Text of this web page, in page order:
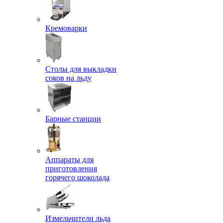
Кремоварки
Столы для выкладки
соков на льду
Барные станции
Аппараты для
приготовления
горячего шоколада
Измельчители льда